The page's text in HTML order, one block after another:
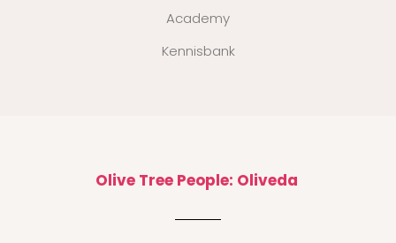
Academy
Kennisbank
Olive Tree People: Oliveda